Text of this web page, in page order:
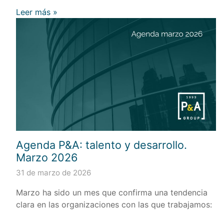
Leer más »
Agenda P&A: talento y desarrollo.
Marzo 2026
31 de marzo de 2026
Marzo ha sido un mes que confirma una tendencia
clara en las organizaciones con las que trabajamos: